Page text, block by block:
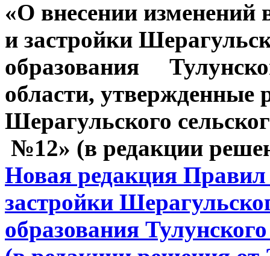
«О внесении
и застройки
образования
области,
Шерагульского
№12» (в редакции
Новая редакция
застройки
образования